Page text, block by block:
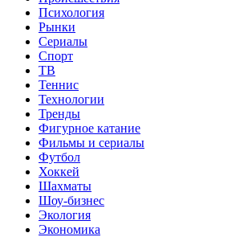
Психология
Рынки
Сериалы
Спорт
ТВ
Теннис
Технологии
Тренды
Фигурное катание
Фильмы и сериалы
Футбол
Хоккей
Шахматы
Шоу-бизнес
Экология
Экономика